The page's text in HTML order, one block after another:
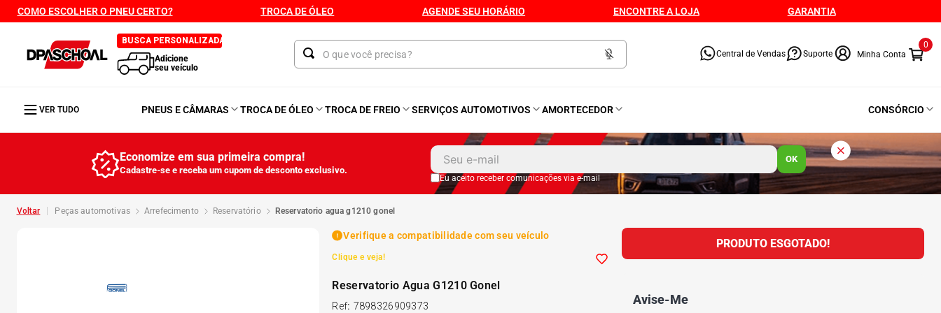
COMO ESCOLHER O PNEU CERTO? TROCA DE ÓLEO AGENDE SEU HORÁRIO ENCONTRE A LOJA GARANTIA
BUSCA PERSONALIZADA
Adicione
seu veículo
Central de Vendas Suporte
0
VER TUDO PNEUS E CÂMARAS TROCA DE ÓLEO TROCA DE FREIO SERVIÇOS AUTOMOTIVOS AMORTECEDOR CONSÓRCIO
Economize em sua primeira compra!
Cadastre-se e receba um cupom de desconto exclusivo.
OK
Eu aceito receber comunicações via e-mail
peças automotivas arrefecimento reservatório reservatorio agua g1210 gonel
Verifique a compatibilidade com seu veículo
Clique e veja!
Reservatorio Agua G1210 Gonel
Ref: 7898326909373
PRODUTO ESGOTADO!
Avise-Me
1º Kit 4 Pneu
2º Kit Pneu
3º Bproauto
175 65r14
Kit 4 Pneu Xbri Aro 13